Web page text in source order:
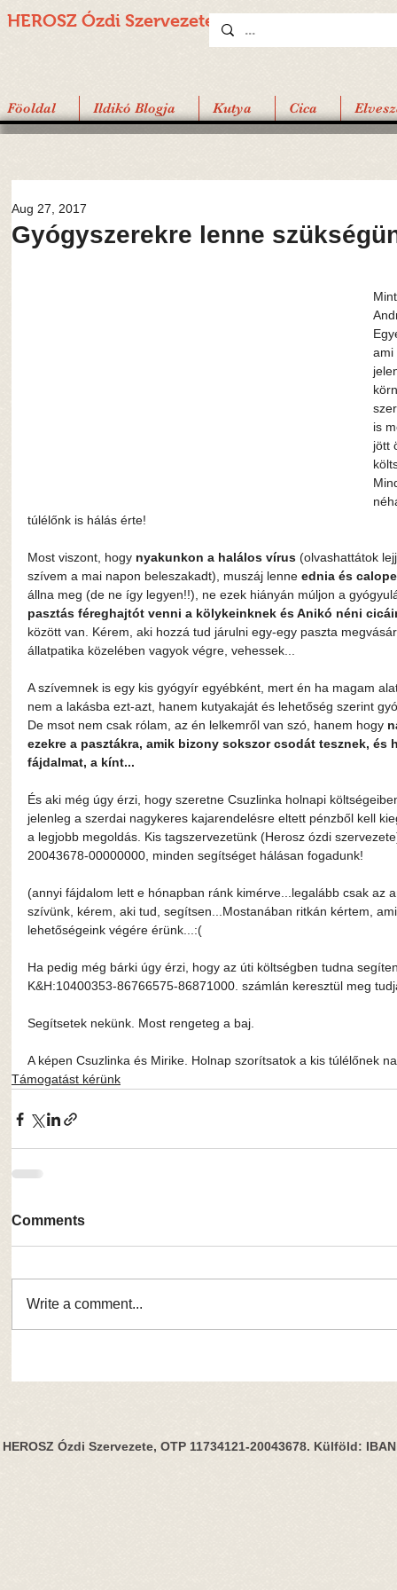
HEROSZ Ózdi Szervezete
Föoldal Ildikó Blogja Kutya Cica
Gyógyszerekre lenne
Aug 27, 2017
ami
is
jött
túlélőnk is hálás érte!
Most viszont, hogy nyakunkon a halálos vírus (olvashattátok
szívem a mai napon beleszakadt), muszáj lenne ednia és
állna meg (de ne így legyen!!), ne ezek hiányán múljon a
pasztás féreghajtót venni a kölykeinknek és Anikó néni
között van. Kérem, aki hozzá tud járulni egy-egy paszta
állatpatika közelében vagyok végre, vehessek...
A szívemnek is egy kis gyógyír egyébként, mert én ha magam
nem a lakásba ezt-azt, hanem kutyakaját és lehetőség szerint
De msot nem csak rólam, az én lelkemről van szó, hanem hogy
ezekre a pasztákra, amik bizony sokszor csodát tesznek,
fájdalmat, a kínt...
És aki még úgy érzi, hogy szeretne Csuzlinka holnapi
jelenleg a szerdai nagykeres kajarendelésre eltett pénzből kell
a legjobb megoldás. Kis tagszervezetünk (Herosz ózdi
20043678-00000000, minden segítséget hálásan fogadunk!
(annyi fájdalom lett e hónapban ránk kimérve...legalább csak az
szívünk, kérem, aki tud, segítsen...Mostanában ritkán kértem,
lehetőségeink végére érünk...:(
Ha pedig még bárki úgy érzi, hogy az úti költségben tudna
K&H:10400353-86766575-86871000. számlán keresztül meg
Segítsetek nekünk. Most rengeteg a baj.
A képen Csuzlinka és Mirike. Holnap szorítsatok a kis túlélőnek
Támogatást kérünk
Comments
Write a comment...
HEROSZ Ózdi Szervezete, OTP 11734121-20043678. Külföld: